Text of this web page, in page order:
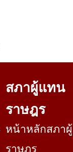
สภาผู้แทน
ราษฎร
หน้าหลักสภา
ราษฎร